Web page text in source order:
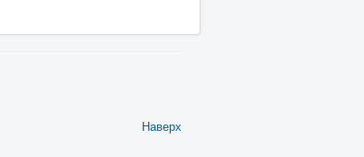
Наверх